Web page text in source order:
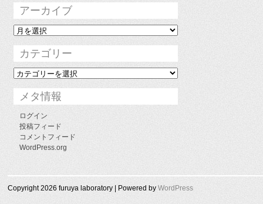
アーカイブ
ア
イ
ブ
カテゴリー
カ
リ
メタ情報
ログイン
投稿フィード
コメントフィード
WordPress.org
Copyright 2026 furuya laboratory | Powered byWordPress